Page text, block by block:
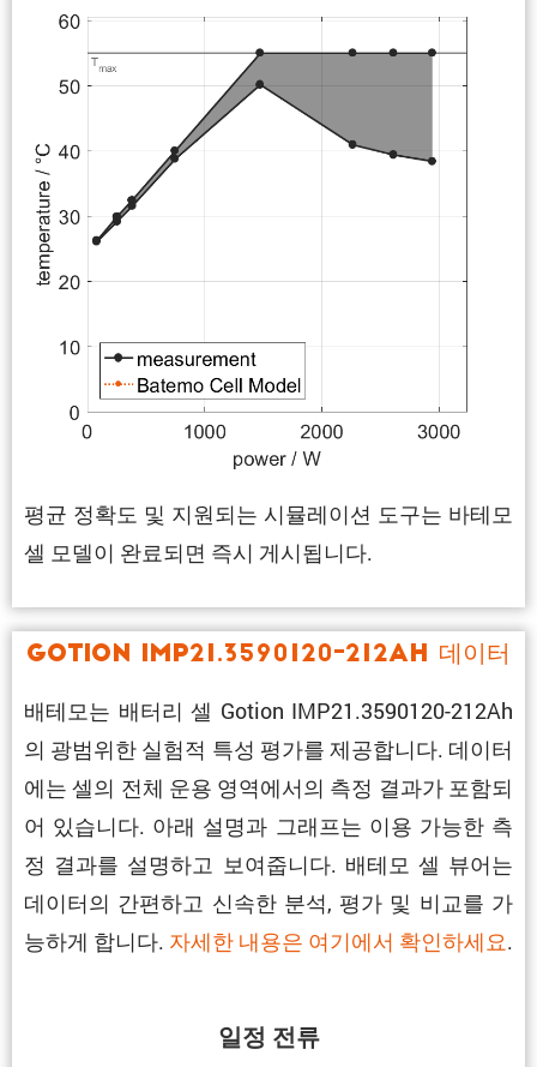
평균 정확도 및 지원되는 시뮬레이션 도구는 바테모
셀 모델이 완료되면 즉시 게시됩니다.
Gotion IMP21.3590120-212Ah 데이터
배테모는 배터리 셀 Gotion IMP21.3590120-212Ah
의 광범위한 실험적 특성 평가를 제공합니다. 데이터
에는 셀의 전체 운용 영역에서의 측정 결과가 포함되
어 있습니다. 아래 설명과 그래프는 이용 가능한 측
정 결과를 설명하고 보여줍니다. 배테모 셀 뷰어는
데이터의 간편하고 신속한 분석, 평가 및 비교를 가
능하게 합니다. 자세한 내용은 여기에서 확인하세요.
일정 전류